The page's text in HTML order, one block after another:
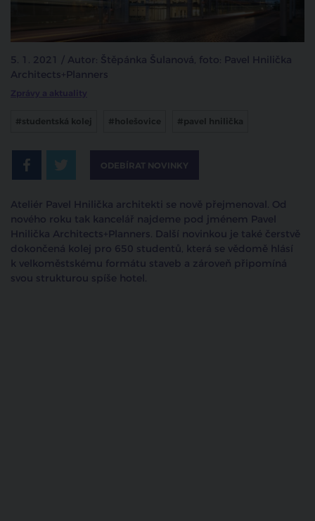
5. 1. 2021 / Autor: Štěpánka Šulanová, foto: Pavel Hnilička
Architects+Planners
Zprávy a aktuality
#studentská kolej #holešovice #pavel hnilička
ODEBÍRAT NOVINKY
Ateliér Pavel Hnilička architekti se nově přejmenoval. Od
nového roku tak kancelář najdeme pod jménem Pavel
Hnilička Architects+Planners. Další novinkou je také čerstvě
dokončená kolej pro 650 studentů, která se vědomě hlásí
k velkoměstskému formátu staveb a zároveň připomíná
svou strukturou spíše hotel.